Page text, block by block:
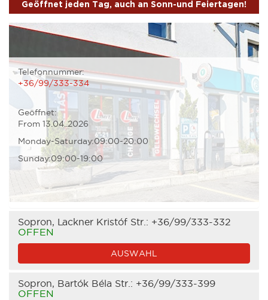
Geöffnet jeden Tag, auch an Sonn-und Feiertagen!
Telefonnummer:
+36/99/333-334
Geöffnet:
From 13.04..2026
Monday-Saturday:09:00-20:00
Sunday:09:00-19:00
Sopron, Lackner Kristóf Str.: +36/99/333-332
OFFEN
AUSWAHL
Sopron, Bartók Béla Str.: +36/99/333-399
OFFEN